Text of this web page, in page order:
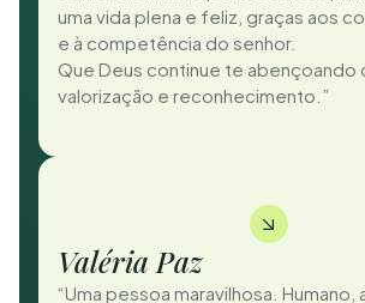
uma vida plena e feliz, graças aos
e à competência do senhor.
Que Deus continue te abençoando
valorização e reconhecimento.”
Valéria Paz
“Uma pessoa maravilhosa. Humano,